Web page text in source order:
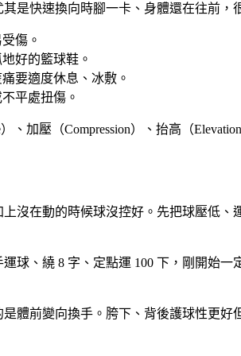
是快速換向時腳一卡、身體還在往前，
傷。
好的籃球鞋。
要適度休息、冰敷。
平處扭傷。
、加壓（Compression）、抬高（
沒在動的時候球沒控好。先把球壓低
球、繞 8 字、定點運 100 下，剛開始
體前變向換手。胯下、背後護球性更